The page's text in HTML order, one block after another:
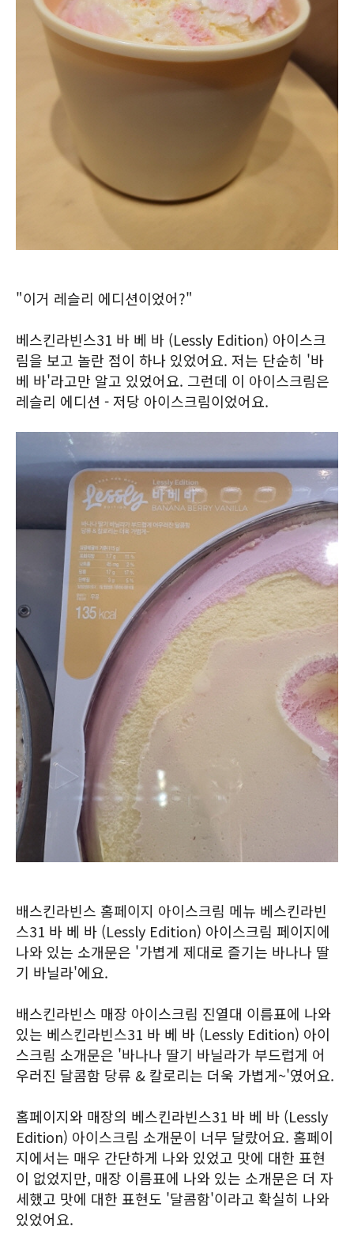
"이거 레슬리 에디션이었어?"
베스킨라빈스31 바 베 바 (Lessly Edition) 아이스크
림을 보고 놀란 점이 하나 있었어요. 저는 단순히 '바
베 바'라고만 알고 있었어요. 그런데 이 아이스크림은
레슬리 에디션 - 저당 아이스크림이었어요.
배스킨라빈스 홈페이지 아이스크림 메뉴 베스킨라빈
스31 바 베 바 (Lessly Edition) 아이스크림 페이지에
나와 있는 소개문은 '가볍게 제대로 즐기는 바나나 딸
기 바닐라'에요.
배스킨라빈스 매장 아이스크림 진열대 이름표에 나와
있는 베스킨라빈스31 바 베 바 (Lessly Edition) 아이
스크림 소개문은 '바나나 딸기 바닐라가 부드럽게 어
우러진 달콤함 당류 & 칼로리는 더욱 가볍게~'였어요.
홈페이지와 매장의 베스킨라빈스31 바 베 바 (Lessly
Edition) 아이스크림 소개문이 너무 달랐어요. 홈페이
지에서는 매우 간단하게 나와 있었고 맛에 대한 표현
이 없었지만, 매장 이름표에 나와 있는 소개문은 더 자
세했고 맛에 대한 표현도 '달콤함'이라고 확실히 나와
있었어요.